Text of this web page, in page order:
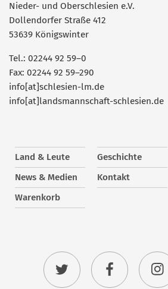
Nieder- und Oberschlesien e.V.
Dollendorfer Straße 412
53639 Königswinter
Tel.: 02244 92 59–0
Fax: 02244 92 59–290
info[at]schlesien-lm.de
info[at]landsmannschaft-schlesien.de
Land & Leute Geschichte
News & Medien
Kontakt
Warenkorb